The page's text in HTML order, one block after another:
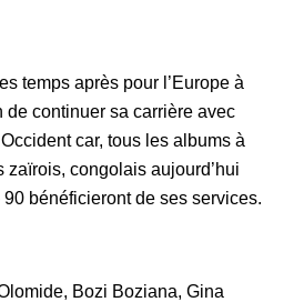
temps après pour l’Europe à
de continuer sa carrière avec
car, tous les albums à
zaïrois, congolais aujourd’hui
bénéficieront de ses services.
Bozi Boziana, Gina